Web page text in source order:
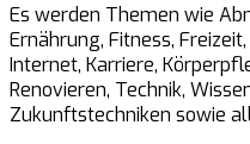
Es werden Themen wie
Ernährung, Fitness,
Internet, Karriere,
Renovieren, Technik,
Zukunftstechniken sowie